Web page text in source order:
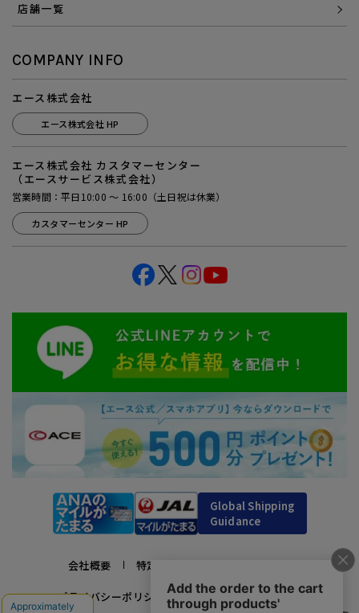
店舗一覧
COMPANY INFO
エース株式会社
エース株式会社 HP
エース株式会社 カスタマーセンター
（エースサービス株式会社）
営業時間：平日10:00 ～ 16:00（土日祝は休業）
カスタマーセンター HP
Global Shipping
Guidance
会社概要 特定商取引法に基づく表示
プライバシーポリシー 利用規約 採用情報